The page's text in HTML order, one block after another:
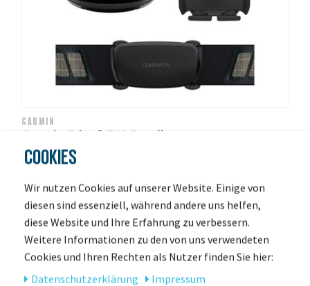
GARMIN
Garmin Edge® 540 Bundle
zur Zeit nicht lieferbar
UVP 499,99 € 479,00 € *
-4%
COOKIES
Wir nutzen Cookies auf unserer Website. Einige von
diesen sind essenziell, während andere uns helfen,
diese Website und Ihre Erfahrung zu verbessern.
Weitere Informationen zu den von uns verwendeten
Cookies und Ihren Rechten als Nutzer finden Sie hier:
Daten­schutz­erklärung
Impressum